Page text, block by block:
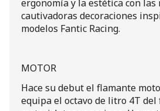
ergonomía y la estética con las
cautivadoras decoraciones
modelos Fantic Racing.
MOTOR
Hace su debut el flamante
equipa el octavo de litro 4T